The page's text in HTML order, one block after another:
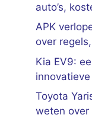
auto’s,
APK
over
Kia EV9:
Toyota
weten over